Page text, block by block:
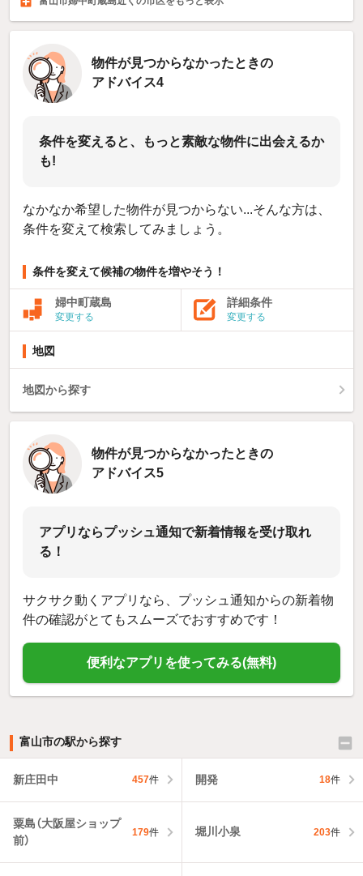
高岡市1,207件
魚津市306件
氷見市40件
物件が見つからなかったときの
アドバイス4
条件を変えると、もっと素敵な物件に出会えるか
も!
なかなか希望した物件が見つからない...そんな方は、
条件を変えて検索してみましょう。
条件を変えて候補の物件を増やそう！
婦中町蔵島
変更する
詳細条件
変更する
地図
地図から探す
物件が見つからなかったときの
アドバイス5
アプリならプッシュ通知で新着情報を受け取れ
る！
サクサク動くアプリなら、プッシュ通知からの新着物
件の確認がとてもスムーズでおすすめです！
便利なアプリを使ってみる(無料)
富山市の駅から探す
新庄田中 457件 開発 18件
粟島（大阪屋ショップ
前）
179件 堀川小泉 203件